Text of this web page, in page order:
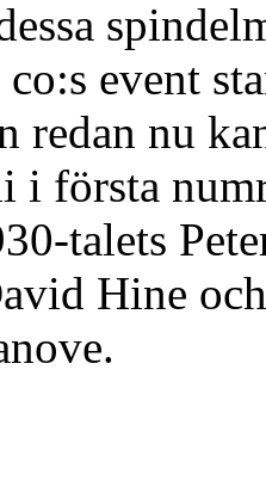
event
redan nu
i första
talets
Hine